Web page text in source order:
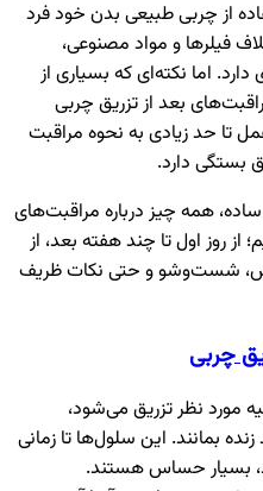
از چربی طبیعی بدن خود فرد
فیلرها و مواد مصنوعی،
اما نکته‌ای که بسیاری از
بعد از تزریق چربی
تا حد زیادی به نحوه مراقبت
بستگی دارد.
ساده، همه چیز درباره مراقبت‌های
روز اول تا چند هفته بعد، از
شست‌وشو و حتی نکات ظریف
چربی
مورد نظر تزریق می‌شود،
بمانند. این سلول‌ها تا زمانی
بسیار حساس هستند.